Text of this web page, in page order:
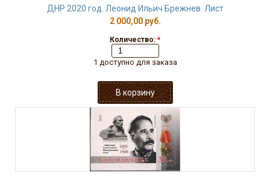
ДНР 2020 год. Леонид Ильич Брежнев. Лист
2 000,00 руб.
Количество: *
1 доступно для заказа